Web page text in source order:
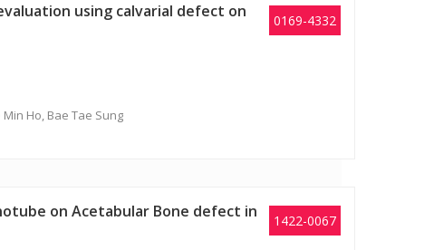
0169-4332
using calvarial defect on
Min Ho, Bae Tae Sung
1422-0067
on Acetabular Bone defect in